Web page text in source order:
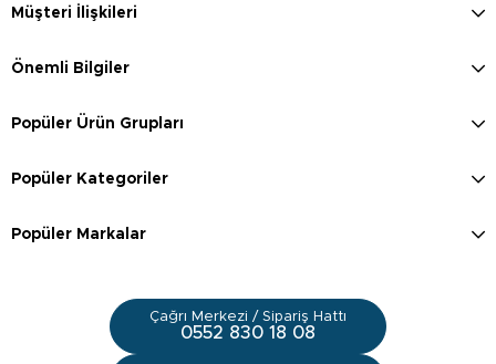
Müşteri İlişkileri
Önemli Bilgiler
Popüler Ürün Grupları
Popüler Kategoriler
Popüler Markalar
Çağrı Merkezi / Sipariş Hattı
0552 830 18 08